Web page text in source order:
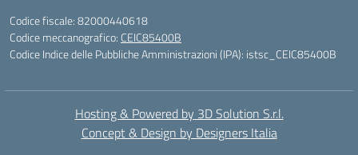
Codice fiscale: 82000440618
Codice meccanografico: CEIC85400B
Codice Indice delle Pubbliche Amministrazioni (IPA): istsc_CEIC85400B
Hosting & Powered by 3D Solution S.r.l.
Concept & Design by Designers Italia